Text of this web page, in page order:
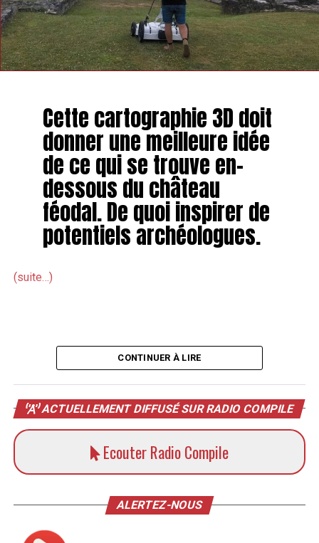
Cette cartographie 3D doit
donner une meilleure idée
de ce qui se trouve en-
dessous du château
féodal. De quoi inspirer de
potentiels archéologues.
(suite…)
CONTINUER À LIRE
ACTUELLEMENT DIFFUSÉ SUR RADIO COMPILE
Ecouter Radio Compile
ALERTEZ-NOUS